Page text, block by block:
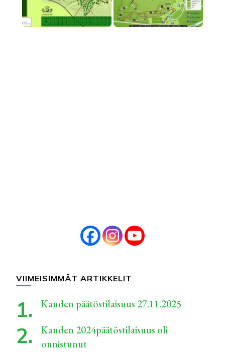
VIIMEISIMMÄT ARTIKKELIT
Kauden päätöstilaisuus 27.11.2025
Kauden 2024päätöstilaisuus oli
onnistunut